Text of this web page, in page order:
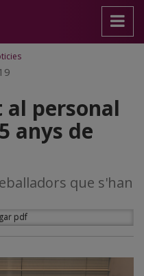
al personal
anys de
que s'han
pdf